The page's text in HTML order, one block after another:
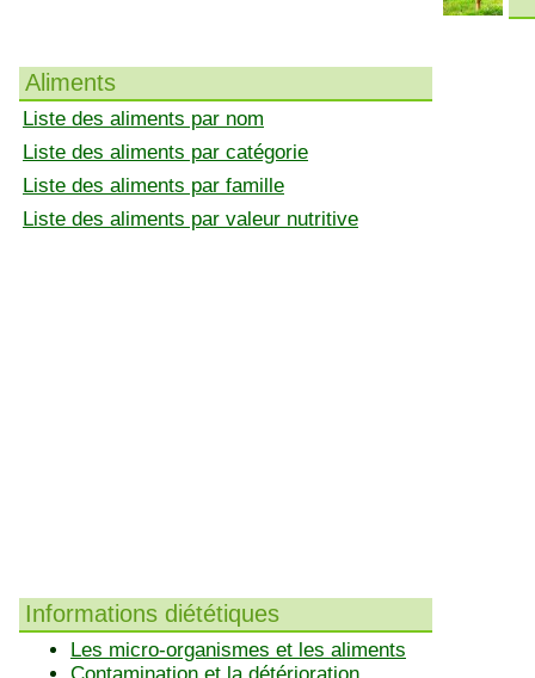
Aliments
Liste des aliments par nom
Liste des aliments par catégorie
Liste des aliments par famille
Liste des aliments par valeur nutritive
Informations diététiques
Les micro-organismes et les aliments